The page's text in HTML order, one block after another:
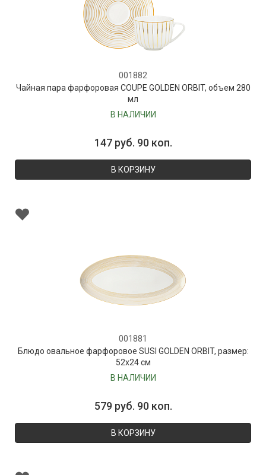
001882
Чайная пара фарфоровая COUPE GOLDEN ORBIT, объем 280
мл
В НАЛИЧИИ
147 руб. 90 коп.
В КОРЗИНУ
001881
Блюдо овальное фарфоровое SUSI GOLDEN ORBIT, размер:
52х24 см
В НАЛИЧИИ
579 руб. 90 коп.
В КОРЗИНУ